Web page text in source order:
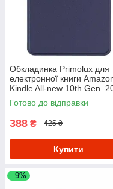
Обкладинка Primolux для
електронної книги
Kindle All-new 10th Gen.
(J9G29R) Slim - Dark Blue
Готово до відправки
388 ₴ 425 ₴
Купити
–9%